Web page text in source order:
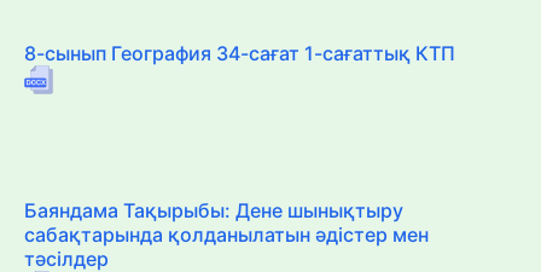
8-сынып География 34-сағат 1-сағаттық КТП
Баяндама Тақырыбы: Дене шынықтыру
сабақтарында қолданылатын әдістер мен
тәсілдер